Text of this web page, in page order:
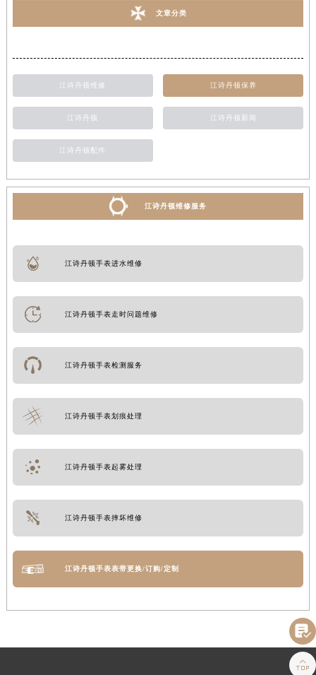
文章分类
江诗丹顿维修 江诗丹顿保养
江诗丹顿 江诗丹顿新闻
江诗丹顿配件
江诗丹顿维修服务
江诗丹顿手表进水维修
江诗丹顿手表走时问题维修
江诗丹顿手表检测服务
江诗丹顿手表划痕处理
江诗丹顿手表起雾处理
江诗丹顿手表摔坏维修
江诗丹顿手表表带更换/订购/定制

